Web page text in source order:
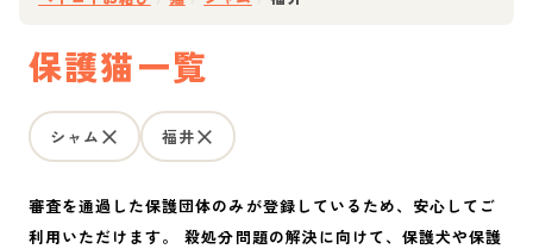
保護猫一覧
シャム 福井
審査を通過した保護団体のみが登録しているため、安心してご
利用いただけます。 殺処分問題の解決に向けて、保護犬や保護